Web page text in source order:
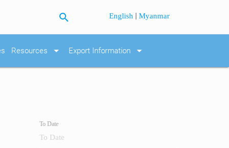
search English |Myanmar
Resources arrow_drop_down Export Information arrow_drop_down
To Date